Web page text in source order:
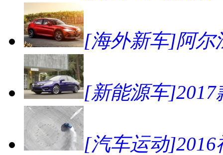
[海外新车]阿尔
[新能源车
[汽车运动]2016